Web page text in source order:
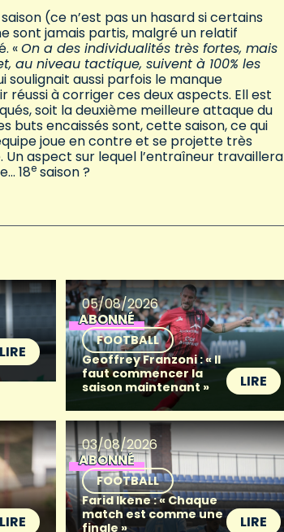
(ce n’est pas un hasard si certains
sont jamais partis, malgré un relatif
«On a des individualités très fortes, mais
au niveau tactique, suivent à 100% les
soulignait aussi parfois le manque
réussi à corriger ces deux aspects. Ell est
soit la deuxième meilleure attaque du
buts encaissés sont, cette saison, ce qui
joue en contre et se projette très
aspect sur lequel l’entraîneur travaillera
18e saison ?
LIRE
05/08/2026
ABONNÉ
FOOTBALL
Geoffrey Franzoni : « Il
faut commencer la
saison maintenant »
LIRE
LIRE
03/08/2026
ABONNÉ
FOOTBALL
Farid Ikene : « Chaque
match est comme une
finale »
LIRE